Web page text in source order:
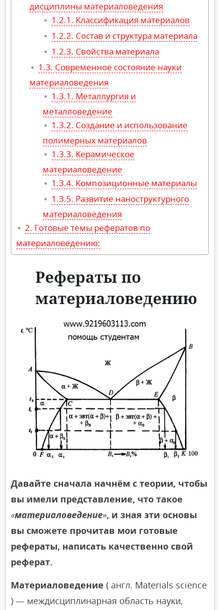
дисциплины материаловедения
Классификация материалов
Состав и структура материала
Свойства материала
Современное состояние науки
материаловедения
Металлургия и
металловедение
Создание и использование
полимерных материалов
Керамическое
материаловедение
Композиционные материалы
Развитие наноструктурного
материаловедения
Готовые темы рефератов по
материаловедению:
Давайте сначала начнём с теории, чтобы
вы имели представление, что такое
«материаловедение», и зная эти основы
вы сможете прочитав мои готовые
рефераты, написать качественно свой
реферат.
Материаловедение( англ. Materials science
) — междисциплинарная область науки,